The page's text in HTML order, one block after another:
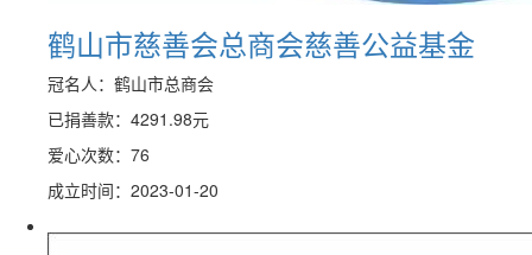
鹤山市慈善会总商会慈善公益基金
冠名人：鹤山市总商会
已捐善款： 4291.98元
爱心次数：76
成立时间：2023-01-20